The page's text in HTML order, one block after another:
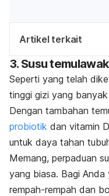
Artikel terkait
3. Susu
Seperti yang telah
tinggi gizi yang
Dengan tambahan
probiotik dan vitamin
untuk daya tahan
Memang, perpaduan
yang biasa. Bagi
rempah-rempah dan